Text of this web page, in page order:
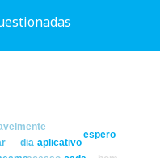
aplicativo
dia
espero